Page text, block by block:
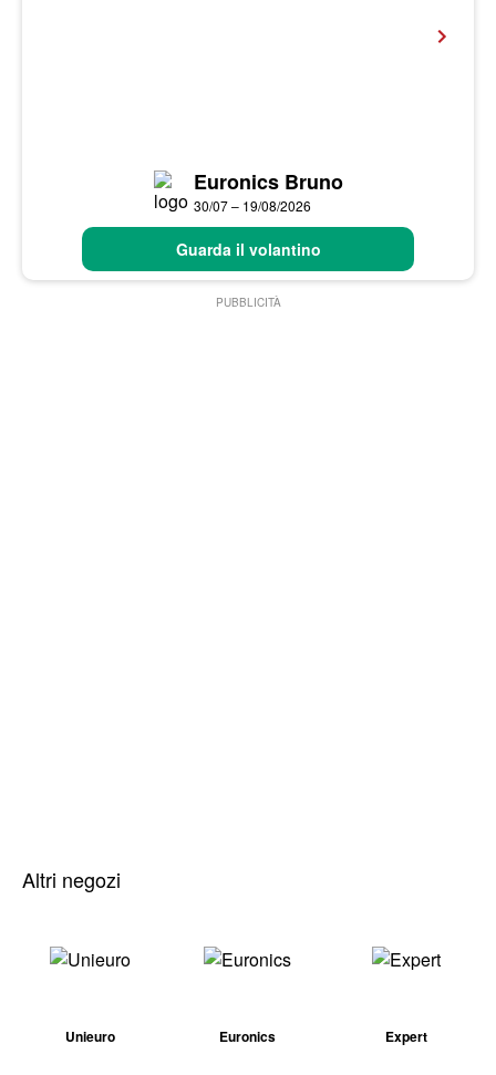
Euronics Bruno
30/07 – 19/08/2026
Guarda il volantino
PUBBLICITÀ
Altri negozi
Unieuro Euronics Expert